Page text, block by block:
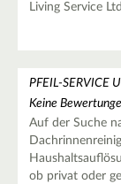
Living Service
PFEIL-SERVICE
Keine
Auf der Suche
ob privat oder